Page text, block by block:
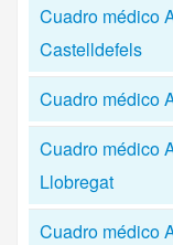
Cuadro médico
Castelldefels
Cuadro médico
Cuadro médico
Llobregat
Cuadro médico